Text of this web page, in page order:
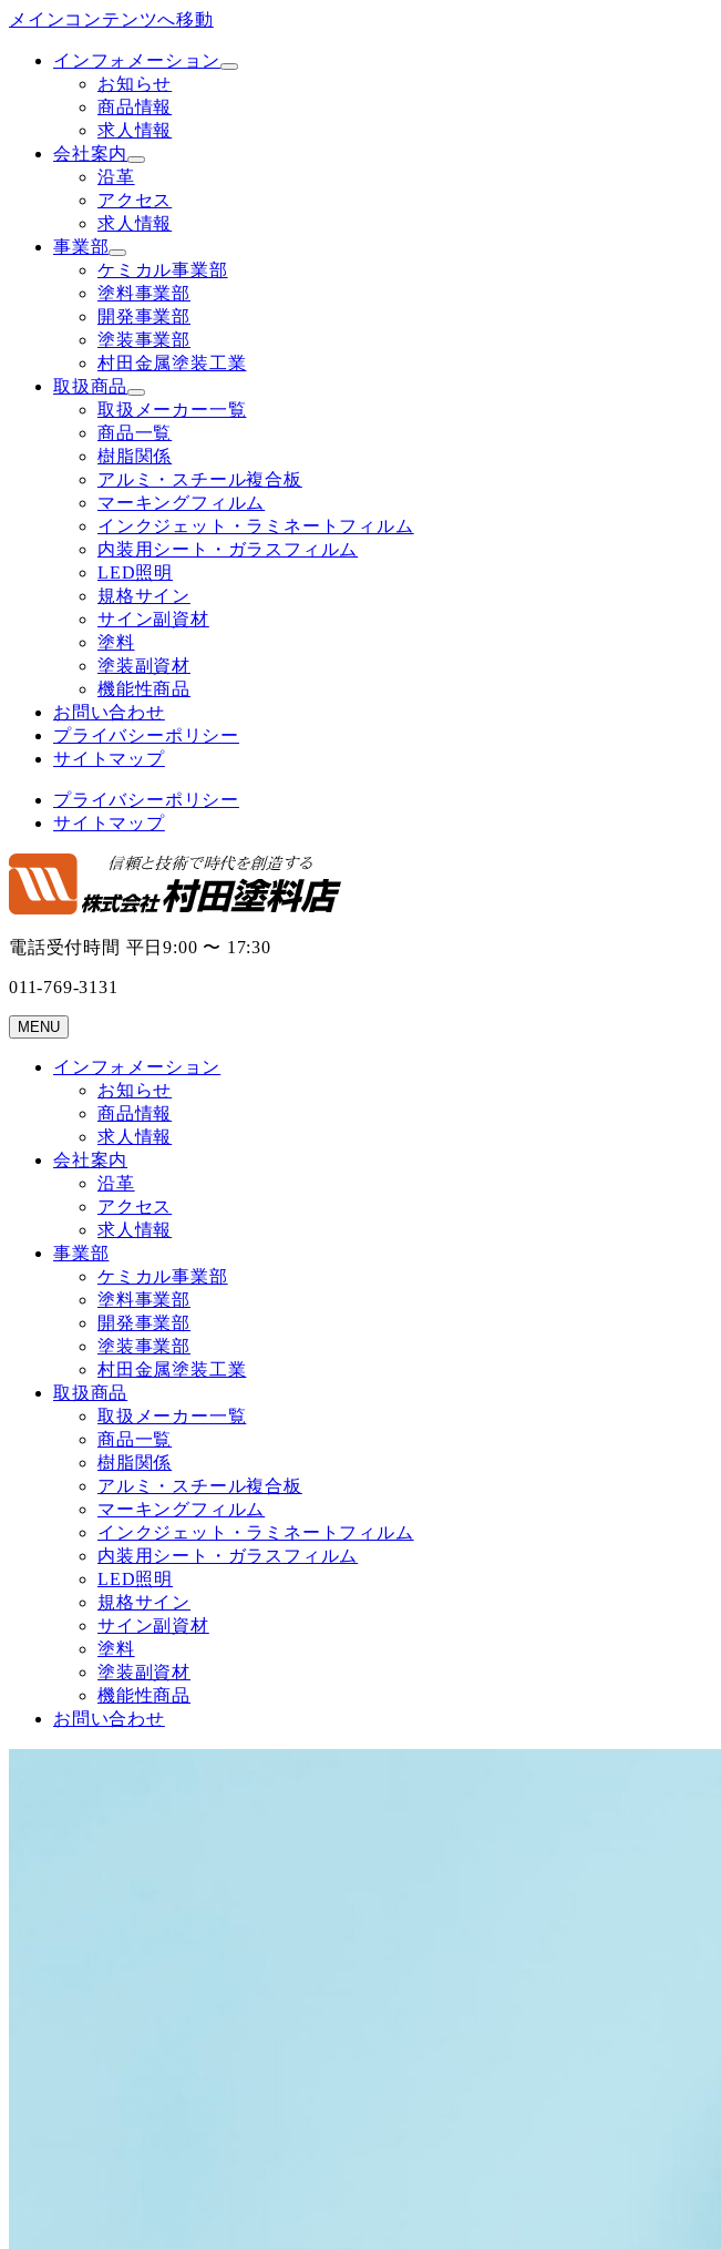
メインコンテンツへ移動
インフォメーション
お知らせ
商品情報
求人情報
会社案内
沿革
アクセス
求人情報
事業部
ケミカル事業部
塗料事業部
開発事業部
塗装事業部
村田金属塗装工業
取扱商品
取扱メーカー一覧
商品一覧
樹脂関係
アルミ・スチール複合板
マーキングフィルム
インクジェット・ラミネートフィルム
内装用シート・ガラスフィルム
LED照明
規格サイン
サイン副資材
塗料
塗装副資材
機能性商品
お問い合わせ
プライバシーポリシー
サイトマップ
プライバシーポリシー
サイトマップ
電話受付時間 平日9:00 〜 17:30
011-769-3131
MENU
インフォメーション
お知らせ
商品情報
求人情報
会社案内
沿革
アクセス
求人情報
事業部
ケミカル事業部
塗料事業部
開発事業部
塗装事業部
村田金属塗装工業
取扱商品
取扱メーカー一覧
商品一覧
樹脂関係
アルミ・スチール複合板
マーキングフィルム
インクジェット・ラミネートフィルム
内装用シート・ガラスフィルム
LED照明
規格サイン
サイン副資材
塗料
塗装副資材
機能性商品
お問い合わせ